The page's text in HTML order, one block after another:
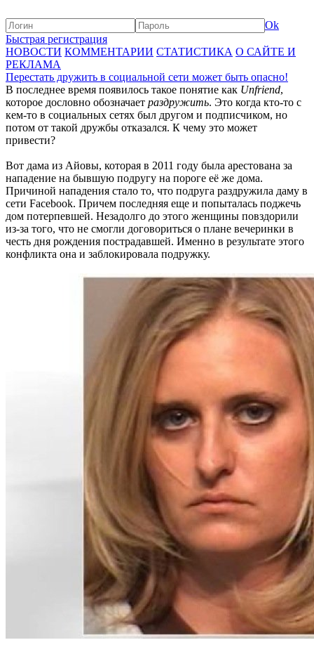
Ok
Быстрая регистрация
НОВОСТИ КОММЕНТАРИИ СТАТИСТИКА О САЙТЕ И
РЕКЛАМА
Перестать дружить в социальной сети может быть опасно!
В последнее время появилось такое понятие как Unfriend,
которое дословно обозначает раздружить. Это когда кто-то с
кем-то в социальных сетях был другом и подписчиком, но
потом от такой дружбы отказался. К чему это может
привести?
Вот дама из Айовы, которая в 2011 году была арестована за
нападение на бывшую подругу на пороге её же дома.
Причиной нападения стало то, что подруга раздружила даму в
сети Facebook. Причем последняя еще и попыталась поджечь
дом потерпевшей. Незадолго до этого женщины повздорили
из-за того, что не смогли договориться о плане вечеринки в
честь дня рождения пострадавшей. Именно в результате этого
конфликта она и заблокировала подружку.